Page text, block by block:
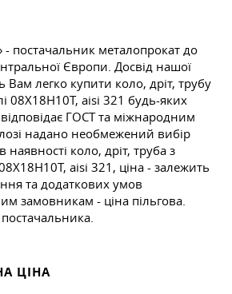
- постачальник металопрокат до
Європи. Досвід нашої
Вам легко купити коло, дріт, трубу
08Х18Н10Т, aisi 321 будь-яких
відповідає ГОСТ та міжнародним
надано необмежений вибір
наявності коло, дріт, труба з
aisi 321, ціна - залежить
та додаткових умов
замовникам - ціна пільгова.
ЦІНА